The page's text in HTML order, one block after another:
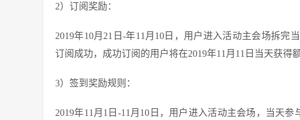
2）订阅奖励：
2019年10月21日-年11月10日，用户进入活动主会场拆完
订阅成功，成功订阅的用户将在2019年11月11日当天获得
3）签到奖励规则：
2019年11月1日-11月10日，用户进入活动主会场，当天